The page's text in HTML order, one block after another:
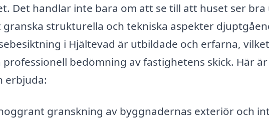
Det handlar inte bara om att se till att huset ser bra
strukturella och tekniska aspekter
i Hjältevad är utbildade och erfarna,
bedömning av fastighetens skick. Här är
erbjuda:
granskning av byggnadernas exteriör och